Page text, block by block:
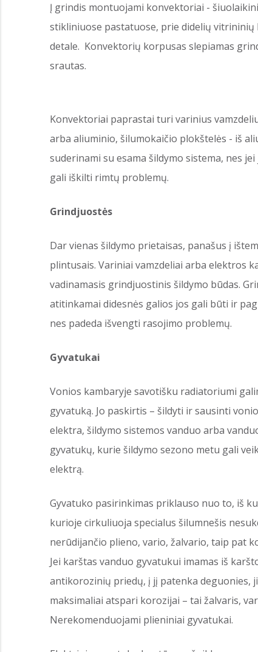
Į grindis montuojami konvektoriai -
stikliniuose pastatuose, prie didelių
detale. Konvektorių korpusas slepiamas
srautas.
Konvektoriai paprastai turi varinius
arba aliuminio, šilumokaičio plokštelės - iš
suderinami su esama šildymo sistema, nes
gali iškilti rimtų problemų.
Grindjuostės
Dar vienas šildymo prietaisas, panašus į
plintusais. Variniai vamzdeliai arba elektros
vadinamasis grindjuostinis šildymo būdas.
atitinkamai didesnės galios jos gali būti ir
nes padeda išvengti rasojimo problemų.
Gyvatukai
Vonios kambaryje savotišku radiatoriumi
gyvatuką. Jo paskirtis – šildyti ir sausinti
elektra, šildymo sistemos vanduo arba
gyvatukų, kurie šildymo sezono metu gali
elektrą.
Gyvatuko pasirinkimas priklauso nuo to, iš
kurioje cirkuliuoja specialus šilumnešis
nerūdijančio plieno, vario, žalvario, taip pat
Jei karštas vanduo gyvatukui imamas iš
antikorozinių priedų, į jį patenka deguonies,
maksimaliai atspari korozijai – tai žalvaris,
Nerekomenduojami plieniniai gyvatukai.